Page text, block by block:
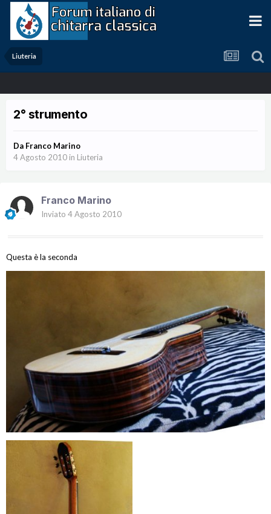
Liuteria
2° strumento
Da Franco Marino
4 Agosto 2010 in Liuteria
Franco Marino
Inviato 4 Agosto 2010
Questa è la seconda